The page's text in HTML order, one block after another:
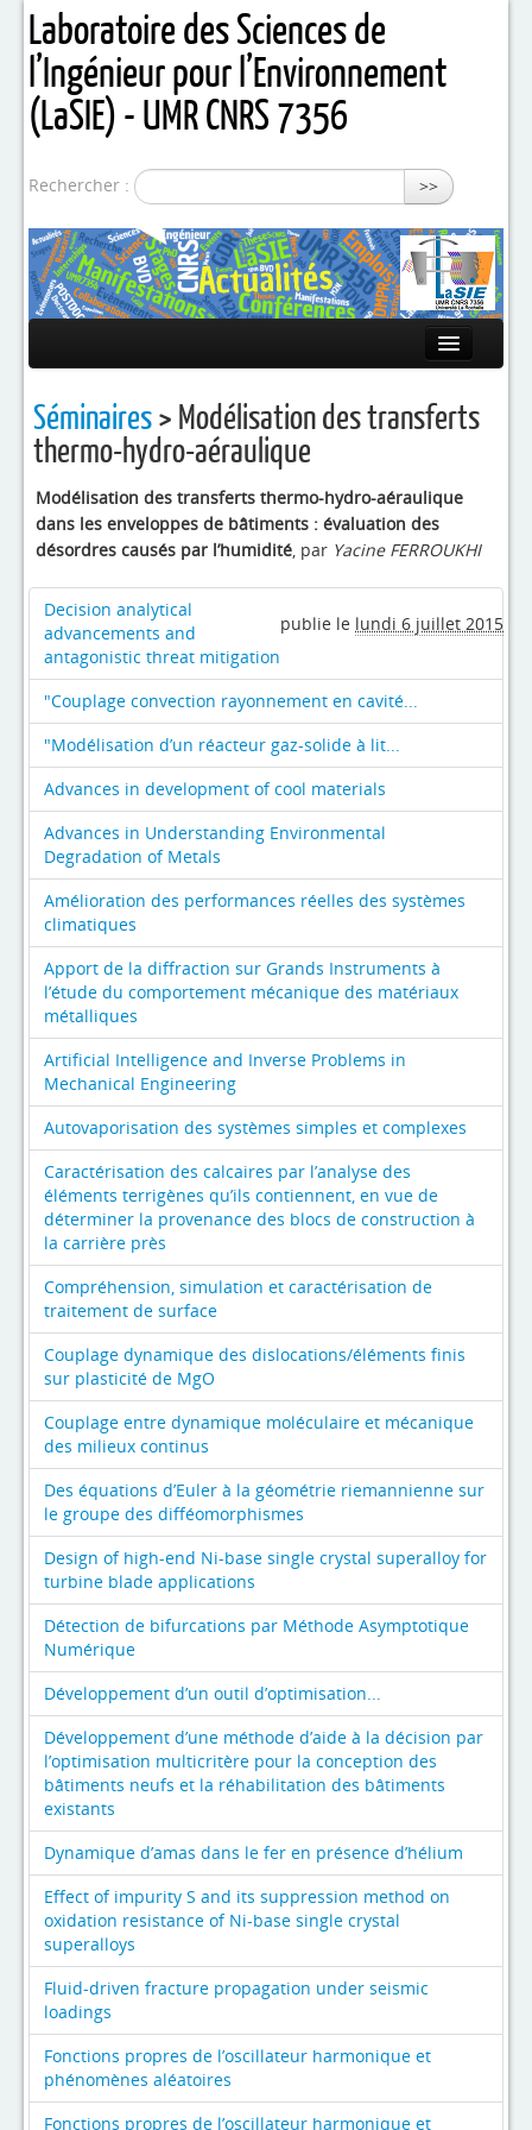
Laboratoire des Sciences de
l’Ingénieur pour l’Environnement
(LaSIE) - UMR CNRS 7356
Rechercher : >>
Equipes de recherche
4evLab
RUPEElab
Expertises
Master - Doctorat
Annuaire
Intranet
Actualités
Séminaires> Modélisation des transferts
thermo-hydro-aéraulique
Modélisation des transferts thermo-hydro-aéraulique
dans les enveloppes de bâtiments : évaluation des
désordres causés par l’humidité, par Yacine FERROUKHI
publie le lundi 6 juillet 2015
Decision analytical
advancements and
antagonistic threat mitigation
"Couplage convection rayonnement en cavité...
"Modélisation d’un réacteur gaz-solide à lit...
Advances in development of cool materials
Advances in Understanding Environmental
Degradation of Metals
Amélioration des performances réelles des systèmes
climatiques
Apport de la diffraction sur Grands Instruments à
l’étude du comportement mécanique des matériaux
métalliques
Artificial Intelligence and Inverse Problems in
Mechanical Engineering
Autovaporisation des systèmes simples et complexes
Caractérisation des calcaires par l’analyse des
éléments terrigènes qu’ils contiennent, en vue de
déterminer la provenance des blocs de construction à
la carrière près
Compréhension, simulation et caractérisation de
traitement de surface
Couplage dynamique des dislocations/éléments finis
sur plasticité de MgO
Couplage entre dynamique moléculaire et mécanique
des milieux continus
Des équations d’Euler à la géométrie riemannienne sur
le groupe des difféomorphismes
Design of high-end Ni-base single crystal superalloy for
turbine blade applications
Détection de bifurcations par Méthode Asymptotique
Numérique
Développement d’un outil d’optimisation...
Développement d’une méthode d’aide à la décision par
l’optimisation multicritère pour la conception des
bâtiments neufs et la réhabilitation des bâtiments
existants
Dynamique d’amas dans le fer en présence d’hélium
Effect of impurity S and its suppression method on
oxidation resistance of Ni-base single crystal
superalloys
Fluid-driven fracture propagation under seismic
loadings
Fonctions propres de l’oscillateur harmonique et
phénomènes aléatoires
Fonctions propres de l’oscillateur harmonique et